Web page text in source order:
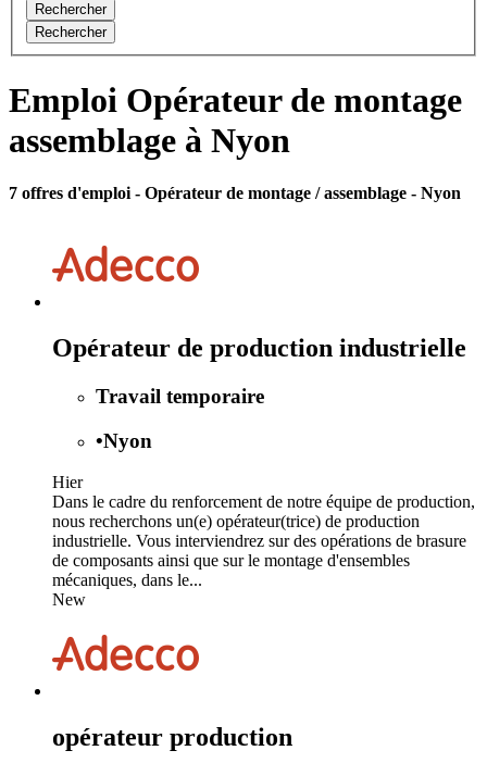
Rechercher
Rechercher
Emploi Opérateur de montage
assemblage à Nyon
7 offres d'emploi - Opérateur de montage / assemblage - Nyon
Opérateur de production industrielle
Travail temporaire
•Nyon
Hier
Dans le cadre du renforcement de notre équipe de production,
nous recherchons un(e) opérateur(trice) de production
industrielle. Vous interviendrez sur des opérations de brasure
de composants ainsi que sur le montage d'ensembles
mécaniques, dans le...
New
opérateur production